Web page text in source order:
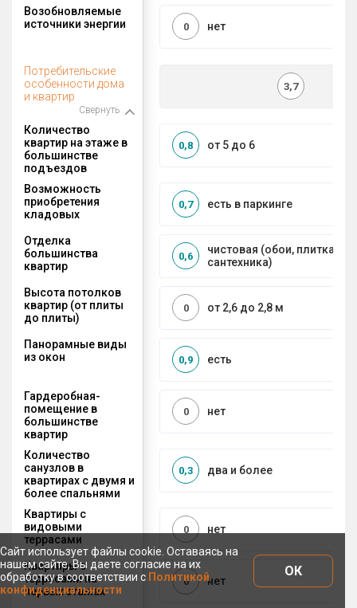
Возобновляемые
источники энергии
нет
0
Потребительские
особенности дома
и квартир
Свернуть
3,7
Количество
квартир на этаже в
большинстве
подъездов
от 5 до 6
0,8
Возможность
приобретения
кладовых
есть в паркинге
0,7
Отделка
большинства
квартир
чистовая (обои, плитка,
сантехника)
0,6
Высота потолков
квартир (от плиты
до плиты)
от 2,6 до 2,8 м
0
Панорамные виды
из окон
есть
0,9
Гардеробная-
помещение в
большинстве
квартир
нет
0
Количество
санузлов в
квартирах с двумя и
более спальнями
два и более
0,3
Квартиры с
видовыми
террасами
нет
0
Квартиры с
террасами на
первых этажах
нет
0
Сайт использует файлы cookie. Оставаясь на
нашем сайте, Вы даете согласие на их
обработку в соответствии с Политикой
конфиденциальности
ОК